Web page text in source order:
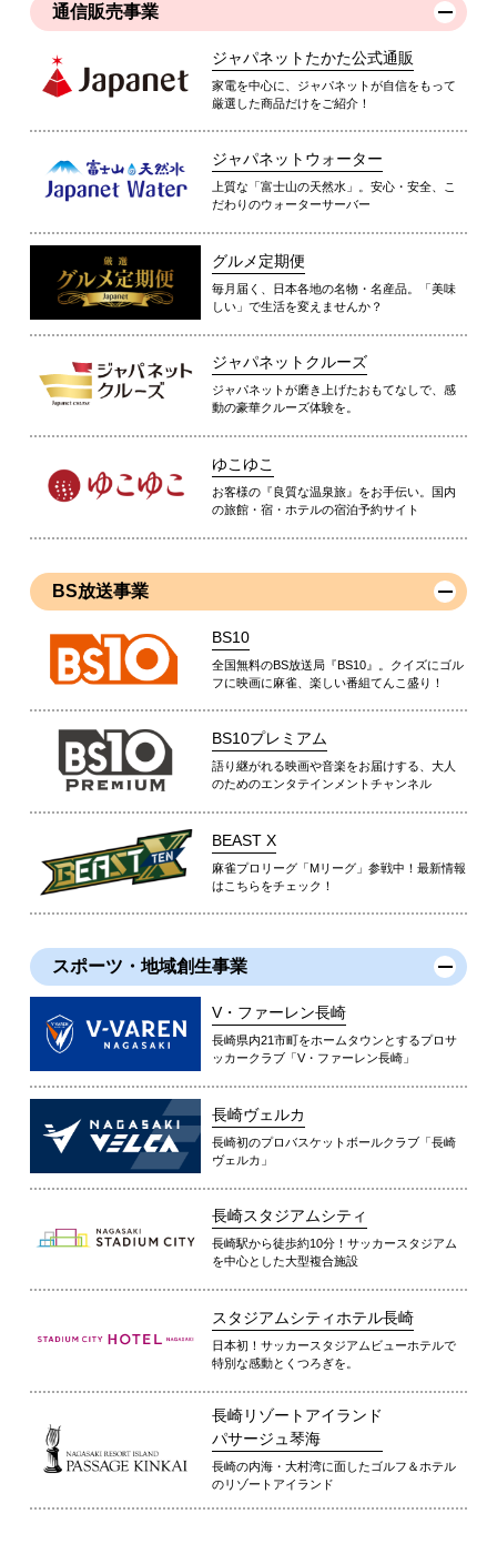
通信販売事業
ジャパネットたかた公式通販
家電を中心に、ジャパネットが自信をもって
厳選した商品だけをご紹介！
ジャパネットウォーター
上質な「富士山の天然水」。安心・安全、こ
だわりのウォーターサーバー
グルメ定期便
毎月届く、日本各地の名物・名産品。「美味
しい」で生活を変えませんか？
ジャパネットクルーズ
ジャパネットが磨き上げたおもてなしで、感
動の豪華クルーズ体験を。
ゆこゆこ
お客様の『良質な温泉旅』をお手伝い。国内
の旅館・宿・ホテルの宿泊予約サイト
BS放送事業
BS10
全国無料のBS放送局『BS10』。クイズにゴル
フに映画に麻雀、楽しい番組てんこ盛り！
BS10プレミアム
語り継がれる映画や音楽をお届けする、大人
のためのエンタテインメントチャンネル
BEAST X
麻雀プロリーグ「Mリーグ」参戦中！最新情報
はこちらをチェック！
スポーツ・地域創生事業
V・ファーレン長崎
長崎県内21市町をホームタウンとするプロサ
ッカークラブ「V・ファーレン長崎」
長崎ヴェルカ
長崎初のプロバスケットボールクラブ「長崎
ヴェルカ」
長崎スタジアムシティ
長崎駅から徒歩約10分！サッカースタジアム
を中心とした大型複合施設
スタジアムシティホテル長崎
日本初！サッカースタジアムビューホテルで
特別な感動とくつろぎを。
長崎リゾートアイランド
パサージュ琴海
長崎の内海・大村湾に面したゴルフ＆ホテル
のリゾートアイランド